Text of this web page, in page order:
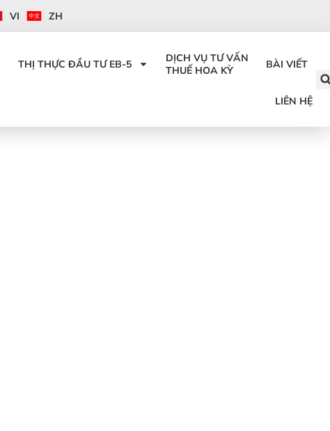
VI ZH
THỊ THỰC ĐẦU TƯ EB-5
DỊCH VỤ TƯ VẤN
THUẾ HOA KỲ
BÀI VIẾT
LIÊN HỆ